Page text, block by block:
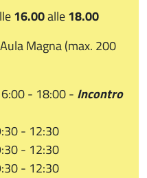
16.00alle18.00
Magna (max. 200
- 18:00 - Incontro
- 12:30
- 12:30
- 12:30